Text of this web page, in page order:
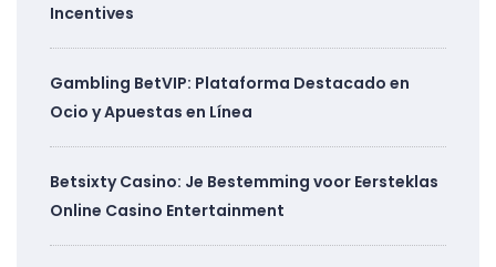
Incentives
Gambling BetVIP: Plataforma Destacado en
Ocio y Apuestas en Línea
Betsixty Casino: Je Bestemming voor Eersteklas
Online Casino Entertainment